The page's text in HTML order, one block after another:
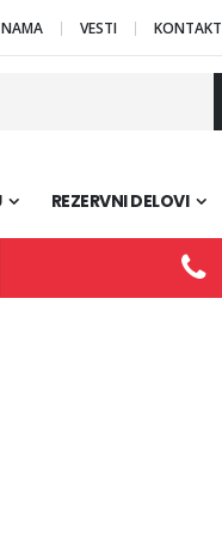
VESTI KONTAKT
REZERVNI DELOVI